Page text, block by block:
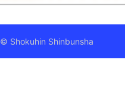
© Shokuhin Shinbunsha